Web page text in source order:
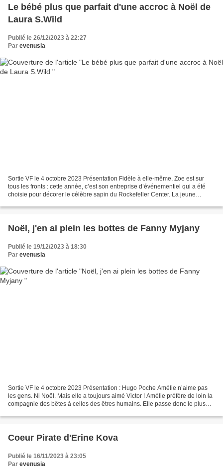
Le bébé plus que parfait d'une accroc à Noël de
Laura S.Wild
Publié le 26/12/2023 à 22:27
Par evenusia
Sortie VF le 4 octobre 2023 Présentation Fidèle à elle-même, Zoe est sur
tous les fronts : cette année, c’est son entreprise d’événementiel qui a été
choisie pour décorer le célèbre sapin du Rockefeller Center. La jeune
Noël, j'en ai plein les bottes de Fanny Myjany
Publié le 19/12/2023 à 18:30
Par evenusia
Sortie VF le 4 octobre 2023 Présentation : Hugo Poche Amélie n’aime pas
les gens. Ni Noël. Mais elle a toujours aimé Victor ! Amélie préfère de loin la
compagnie des bêtes à celles des êtres humains. Elle passe donc le plus
Coeur Pirate d'Erine Kova
Publié le 16/11/2023 à 23:05
Par evenusia